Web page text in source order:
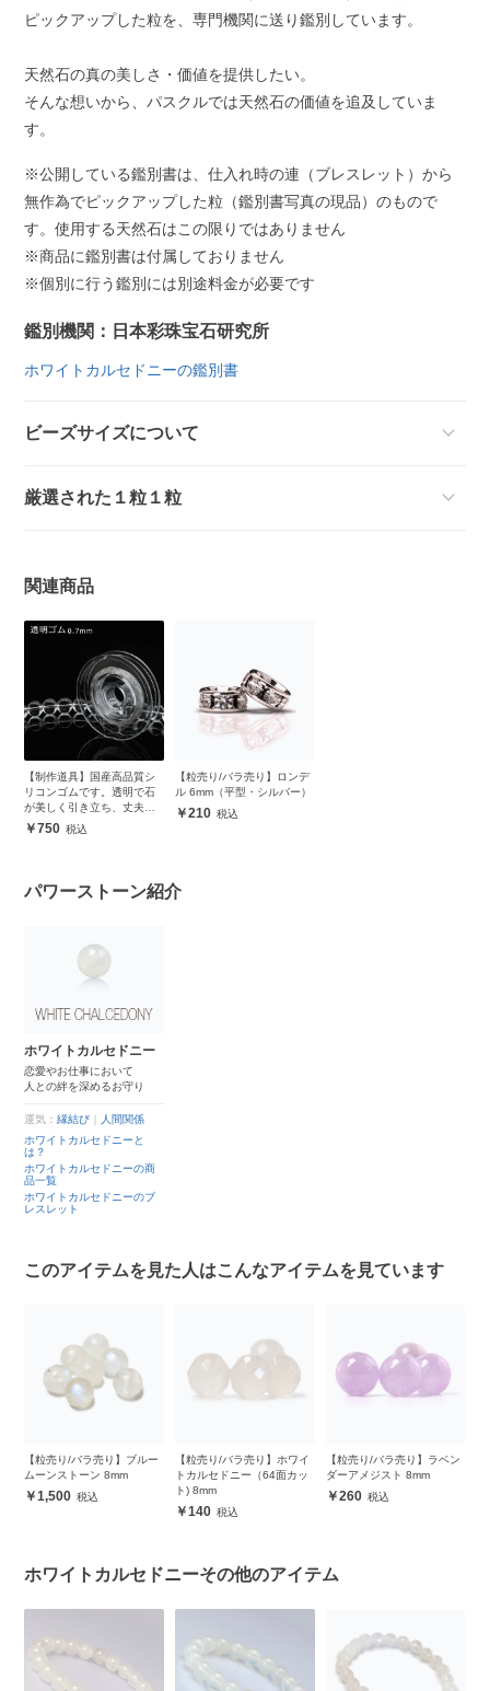
ピックアップした粒を、専門機関に送り鑑別しています。
天然石の真の美しさ・価値を提供したい。
そんな想いから、パスクルでは天然石の価値を追及していま
す。
※公開している鑑別書は、仕入れ時の連（ブレスレット）から
無作為でピックアップした粒（鑑別書写真の現品）のもので
す。使用する天然石はこの限りではありません
※商品に鑑別書は付属しておりません
※個別に行う鑑別には別途料金が必要です
鑑別機関：日本彩珠宝石研究所
ホワイトカルセドニーの鑑別書
ビーズサイズについて
厳選された１粒１粒
関連商品
【制作道具】国産高品質シ
リコンゴムです。透明で石
が美しく引き立ち、丈夫で
安心750
【粒売り/バラ売り】ロンデ
ル 6mm（平型・シルバー）
210
パワーストーン紹介
ホワイトカルセドニー
恋愛やお仕事において
人との絆を深めるお守り
運気：縁結び
人間関係
ホワイトカルセドニーと
は？
ホワイトカルセドニーの商
品一覧
ホワイトカルセドニーのブ
レスレット
このアイテムを見た人はこんなアイテムを見ています
【粒売り/バラ売り】ブルー
ムーンストーン 8mm
1,500
【粒売り/バラ売り】ホワイ
トカルセドニー（64面カッ
ト) 8mm
140
【粒売り/バラ売り】ラベン
ダーアメジスト 8mm
260
ホワイトカルセドニーその他のアイテム